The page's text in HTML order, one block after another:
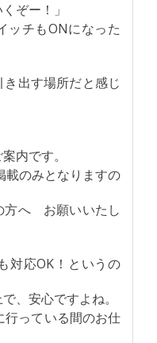
ぞー！」
チもONになった
出す場所だと感じ
内です。
のみとなりますの
方へ お願いいたし
対応OK！というの
、安心ですよね。
行っている間のお仕